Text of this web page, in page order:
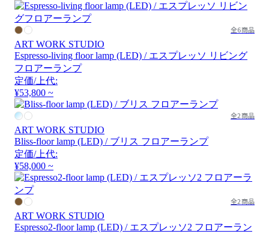
全6商品
ART WORK STUDIO
Espresso-living floor lamp (LED) / エスプレッソ リビング
フロアーランプ
定価/上代:
¥53,800 ~
全2商品
ART WORK STUDIO
Bliss-floor lamp (LED) / ブリス フロアーランプ
定価/上代:
¥58,000 ~
全2商品
ART WORK STUDIO
Espresso2-floor lamp (LED) / エスプレッソ2 フロアーラン